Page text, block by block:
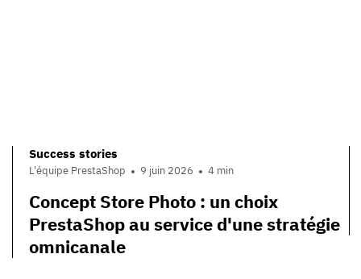
Success stories
L'équipe PrestaShop 9 juin 2026 4 min
Concept Store Photo : un choix
PrestaShop au service d'une stratégie
omnicanale